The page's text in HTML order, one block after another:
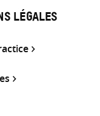
LÉGALES